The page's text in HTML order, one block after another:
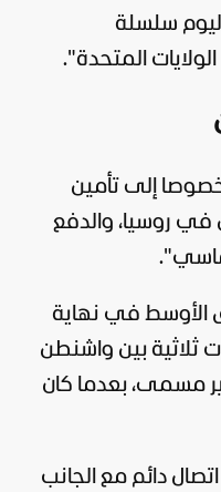
سلسلة
الولايات المتحدة".
إلى تأمين
في روسيا، والدفع
الأوسط في نهاية
ثلاثية بين واشنطن
مسمى، بعدما كان
دائم مع الجانب